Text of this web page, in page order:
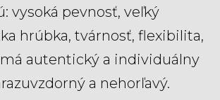
vysoká pevnosť, veľký
hrúbka, tvárnosť, flexibilita,
autentický a individuálny
a nehorľavý.